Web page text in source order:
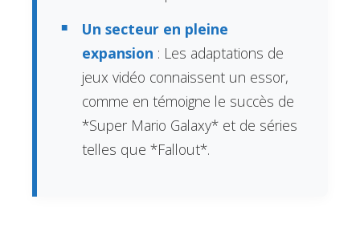
Un secteur en pleine
expansion : Les adaptations de
jeux vidéo connaissent un essor,
comme en témoigne le succès de
*Super Mario Galaxy* et de séries
telles que *Fallout*.